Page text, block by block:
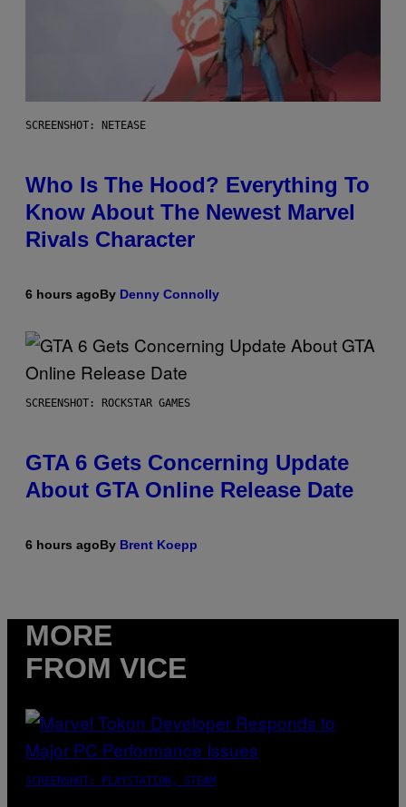
SCREENSHOT: NETEASE
Who Is The Hood? Everything To
Know About The Newest Marvel
Rivals Character
6 hours agoBy Denny Connolly
SCREENSHOT: ROCKSTAR GAMES
GTA 6 Gets Concerning Update
About GTA Online Release Date
6 hours agoBy Brent Koepp
MORE
FROM VICE
SCREENSHOT: PLAYSTATION, STEAM